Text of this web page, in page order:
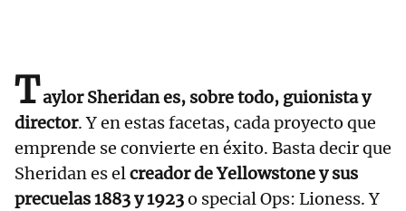
Taylor Sheridan es, sobre todo, guionista y
director. Y en estas facetas, cada proyecto que
emprende se convierte en éxito. Basta decir que
Sheridan es elcreador de Yellowstone y sus
precuelas 1883 y 1923o special Ops: Lioness. Y